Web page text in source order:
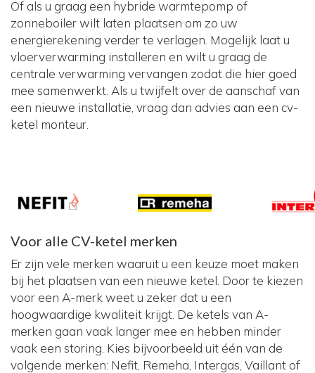
Of als u graag een hybride warmtepomp of
zonneboiler wilt laten plaatsen om zo uw
energierekening verder te verlagen. Mogelijk laat u
vloerverwarming installeren en wilt u graag de
centrale verwarming vervangen zodat die hier goed
mee samenwerkt. Als u twijfelt over de aanschaf van
een nieuwe installatie, vraag dan advies aan een cv-
ketel monteur.
Voor alle CV-ketel merken
Er zijn vele merken waaruit u een keuze moet maken
bij het plaatsen van een nieuwe ketel. Door te kiezen
voor een A-merk weet u zeker dat u een
hoogwaardige kwaliteit krijgt. De ketels van A-
merken gaan vaak langer mee en hebben minder
vaak een storing. Kies bijvoorbeeld uit één van de
volgende merken: Nefit, Remeha, Intergas, Vaillant of